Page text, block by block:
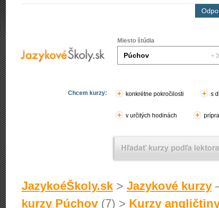
Miesto štúdia
Chcem kurzy: konkrétne pokročilosti s
v určitých hodinách
JazykoéŠkoly.sk > Jazykové kurzy
kurzy Púchov (7) > Kurzy